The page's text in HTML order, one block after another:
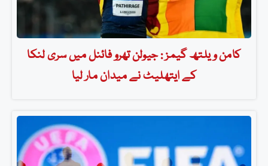
کامن ویلتھ گیمز : جیولن تھرو فائنل میں سری لنکا
کے ایتھلیٹ نے میدان مار لیا